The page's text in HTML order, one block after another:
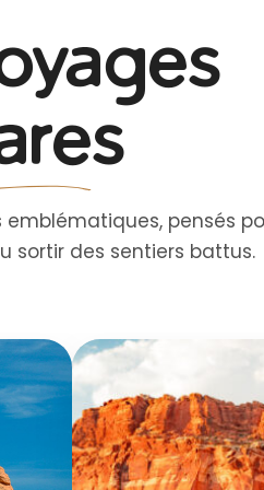
pensés
sortir des sentiers battus.